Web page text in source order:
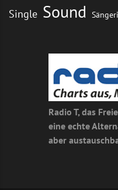
Single Sound
Radio T, das
eine echte
aber